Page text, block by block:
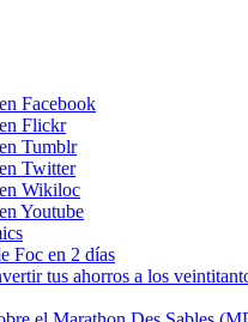
Facebook
Flickr
Tumblr
Twitter
Wikiloc
Youtube
Foc en 2 días
tus ahorros a los